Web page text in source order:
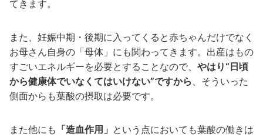
てきます。
また、妊娠中期・後期に入ってくると赤ちゃんだけでなく
お母さん自身の「母体」にも関わってきます。出産はもの
すごいエネルギーを必要とすることなので、 やはり“日頃
から健康体でいなくてはいけない”ですから 、そういった
側面からも葉酸の摂取は必要です。
また他にも 「造血作用」 という点においても葉酸の働きは